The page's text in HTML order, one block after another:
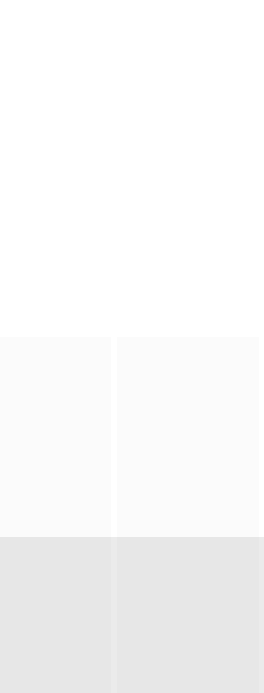
Wilde 饰）那里
性，鞭挞了追金，虚荣等错误的观念
的双重打击，红军后
里唯二只想要寻找真爱的单身人士，而
a wi